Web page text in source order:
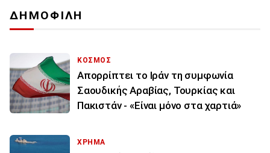
ΔΗΜΟΦΙΛΗ
ΚΟΣΜΟΣ
Απορρίπτει το Ιράν τη συμφωνία
Σαουδικής Αραβίας, Τουρκίας και
Πακιστάν - «Είναι μόνο στα χαρτιά»
ΧΡΗΜΑ